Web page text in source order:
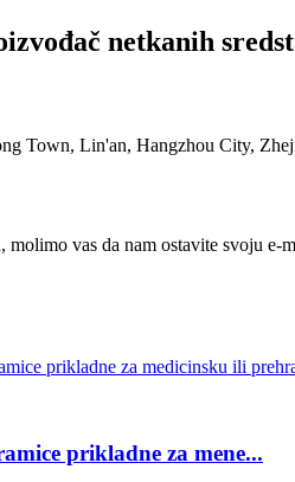
netkanih
Town, Lin'an, Hangzhou City,
vas da nam ostavite svoju e-
prikladne za mene...